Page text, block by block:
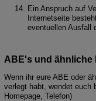
Ein Anspruch auf
Internetseite
eventuellen Ausfall
ABE's und ähnliche
Wenn ihr eure ABE oder
verlegt habt, wendet euch
Homepage, Telefon)